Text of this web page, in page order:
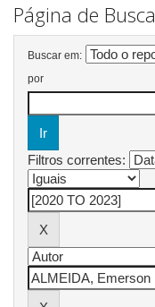
Página de Busca
Buscar em:
por
Filtros correntes: